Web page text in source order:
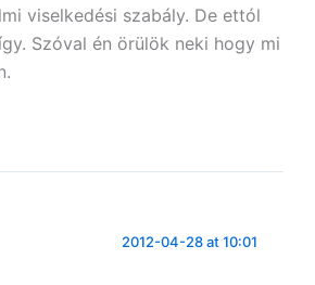
viselkedési szabály. De ettól
Szóval én örülök neki hogy mi
2012-04-28 at 10:01